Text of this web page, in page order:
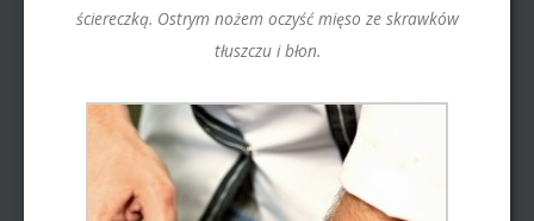
ściereczką. Ostrym nożem oczyść mięso ze skrawków
tłuszczu i błon.